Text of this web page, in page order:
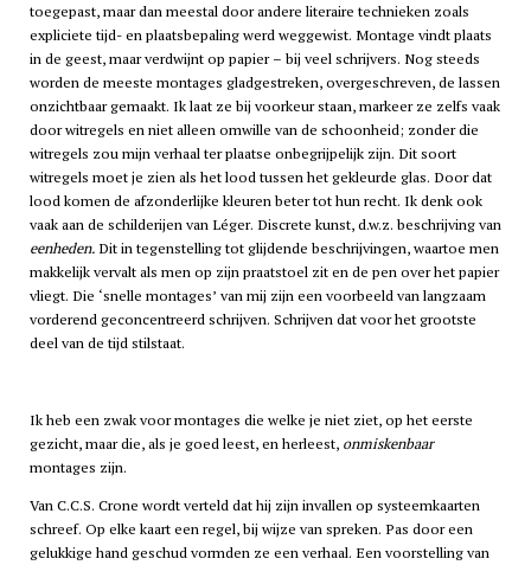
toegepast, maar dan meestal door andere literaire technieken zoals
expliciete tijd- en plaatsbepaling werd weggewist. Montage vindt plaats
in de geest, maar verdwijnt op papier – bij veel schrijvers. Nog steeds
worden de meeste montages gladgestreken, overgeschreven, de lassen
onzichtbaar gemaakt. Ik laat ze bij voorkeur staan, markeer ze zelfs vaak
door witregels en niet alleen omwille van de schoonheid; zonder die
witregels zou mijn verhaal ter plaatse onbegrijpelijk zijn. Dit soort
witregels moet je zien als het lood tussen het gekleurde glas. Door dat
lood komen de afzonderlijke kleuren beter tot hun recht. Ik denk ook
vaak aan de schilderijen van Léger. Discrete kunst, d.w.z. beschrijving van
eenheden.Dit in tegenstelling tot glijdende beschrijvingen, waartoe men
makkelijk vervalt als men op zijn praatstoel zit en de pen over het papier
vliegt. Die ‘snelle montages’ van mij zijn een voorbeeld van langzaam
vorderend geconcentreerd schrijven. Schrijven dat voor het grootste
deel van de tijd stilstaat.
Ik heb een zwak voor montages die welke je niet ziet, op het eerste
gezicht, maar die, als je goed leest, en herleest, onmiskenbaar
montages zijn.
Van C.C.S. Crone wordt verteld dat hij zijn invallen op systeemkaarten
schreef. Op elke kaart een regel, bij wijze van spreken. Pas door een
gelukkige hand geschud vormden ze een verhaal. Een voorstelling van